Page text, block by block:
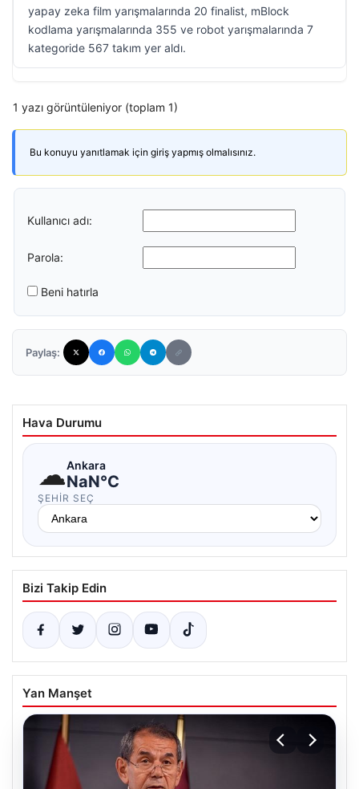
yapay zeka film yarışmalarında 20 finalist, mBlock
kodlama yarışmalarında 355 ve robot yarışmalarında 7
kategoride 567 takım yer aldı.
1 yazı görüntüleniyor (toplam 1)
Bu konuyu yanıtlamak için giriş yapmış olmalısınız.
Kullanıcı adı:
Parola:
Beni hatırla
Paylaş:
Hava Durumu
☁Ankara
NaN°C
ŞEHIR SEÇ
Bizi Takip Edin
Yan Manşet